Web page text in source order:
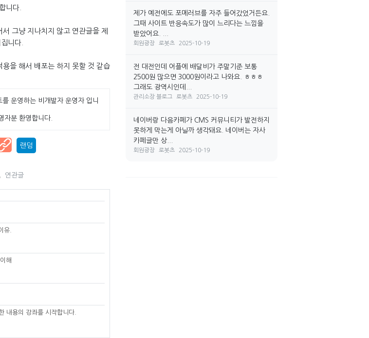
니다.
그냥 지나치지 않고 연관글을 제
니다.
을 해서 배포는 하지 못할 것 같습
운영하는 비개발자 운영자 입니
자분 환영합니다.
랜덤
연관글
유.
해
내용의 강좌를 시작합니다.
제가 예전에도 포메러브를 자주 들어갔었거든요.
그때 사이트 반응속도가 많이 느리다는 느낌을
받았어요. ...
회원광장 로봇츠 2025-10-19
전 대전인데 어플에 배달비가 주말기준 보통
2500원 많으면 3000원이라고 나와요. ㅎㅎㅎ
그래도 광역시인데...
관리소장 블로그 로봇츠 2025-10-19
네이버랑 다음카페가 CMS 커뮤니티가 발전하지
못하게 막는게 아닐까 생각돼요. 네이버는 자사
카페글만 상...
회원광장 로봇츠 2025-10-19